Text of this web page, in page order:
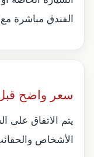
الفندق مباشرة
سعر واضح
يتم الاتفاق
الأشخاص